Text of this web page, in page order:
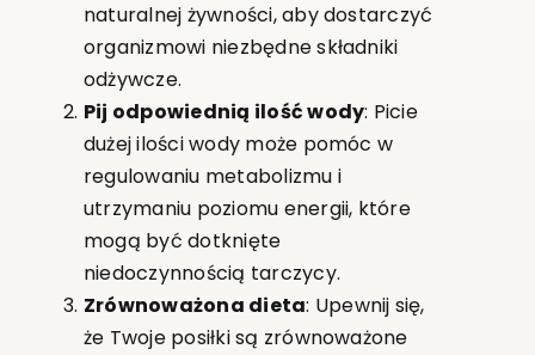
naturalnej żywności, aby dostarczyć
organizmowi niezbędne składniki
odżywcze.
Pij odpowiednią ilość wody: Picie
dużej ilości wody może pomóc w
regulowaniu metabolizmu i
utrzymaniu poziomu energii, które
mogą być dotknięte
niedoczynnością tarczycy.
Zrównoważona dieta: Upewnij się,
że Twoje posiłki są zrównoważone